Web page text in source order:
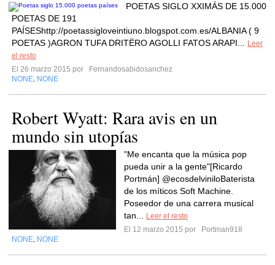
POETAS SIGLO XXIMÁS DE 15.000
POETAS DE 191
PAÍSEShttp://poetassigloveintiuno.blogspot.com.es/ALBANIA ( 9
POETAS )AGRON TUFA DRITËRO AGOLLI FATOS ARAPI...
Leer
el resto
El 26 marzo 2015 por
Fernandosabidosanchez
NONE NONE
Robert Wyatt: Rara avis en un
mundo sin utopías
"Me encanta que la música pop
pueda unir a la gente"[Ricardo
Portmán] @ecosdelviniloBaterista
de los míticos Soft Machine.
Poseedor de una carrera musical
tan...
Leer el resto
El 12 marzo 2015 por
Portman918
NONE NONE